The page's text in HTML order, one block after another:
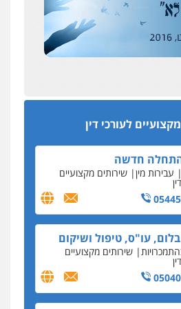
לעורכי דין
מגוגל ודחיקת אזכורים
שירותים מקצועיים לעורכי דין
לעורכי דין
חדשה
עבירות מין שירותים מקצועיים
עו"ס, טיפול ושיקום
שירותים מקצועיים
בירושלים עורכות ועורכי
עידן דביר: האונס והמחירון
לשעבר בחיפה וסינדיקאט
הרינג
חייק ואביו הרב אריה חייק
פלדמן טען לרקע נפשי
כי לחשוד, אחמד אלרג'וב